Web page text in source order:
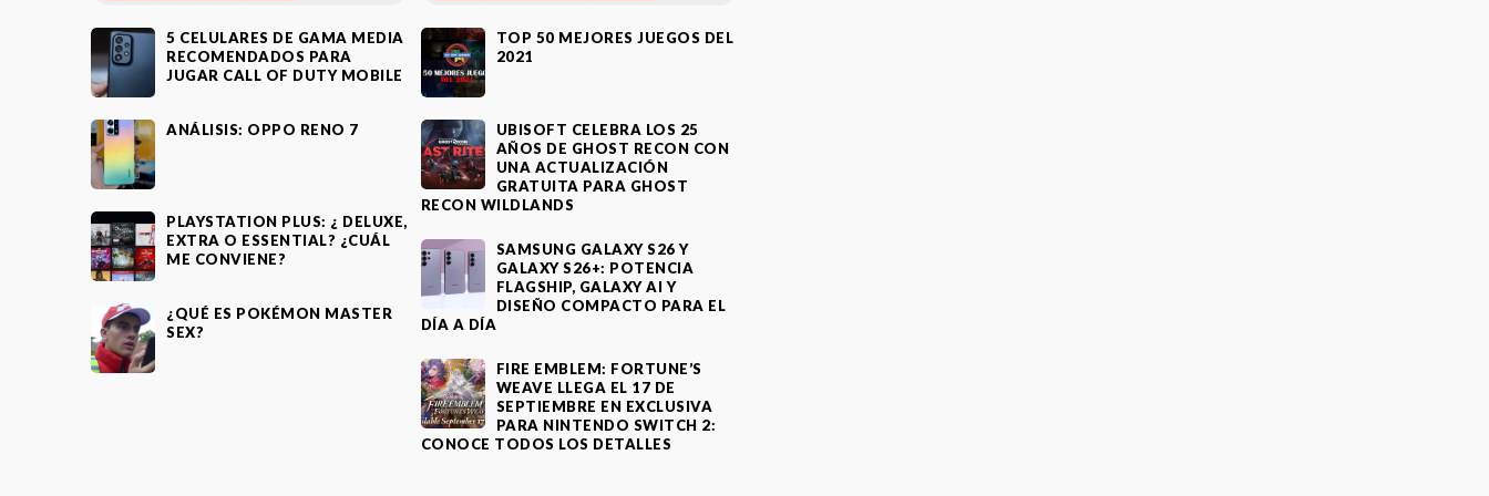
5 CELULARES DE GAMA MEDIA
RECOMENDADOS PARA
JUGAR CALL OF DUTY MOBILE
ANÁLISIS: OPPO RENO 7
PLAYSTATION PLUS: ¿ DELUXE,
EXTRA O ESSENTIAL? ¿CUÁL
ME CONVIENE?
¿QUÉ ES POKÉMON MASTER
SEX?
TOP 50 MEJORES JUEGOS DEL
2021
UBISOFT CELEBRA LOS 25
AÑOS DE GHOST RECON CON
UNA ACTUALIZACIÓN
GRATUITA PARA GHOST
RECON WILDLANDS
SAMSUNG GALAXY S26 Y
GALAXY S26+: POTENCIA
FLAGSHIP, GALAXY AI Y
DISEÑO COMPACTO PARA EL
DÍA A DÍA
FIRE EMBLEM: FORTUNE’S
WEAVE LLEGA EL 17 DE
SEPTIEMBRE EN EXCLUSIVA
PARA NINTENDO SWITCH 2:
CONOCE TODOS LOS DETALLES